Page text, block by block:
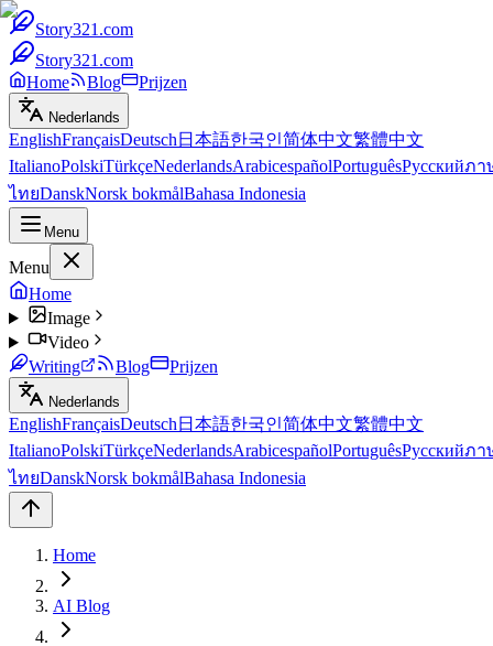
Story321.com
Story321.com
Home
Blog Prijzen
Nederlands
EnglishFrançaisDeutsch 日本語한국인简体中文繁體中文
ItalianoPolskiTürkçeNederlandsArabicespañolPortuguêsРусскийภา
ไทยDanskNorsk bokmålBahasa Indonesia
Menu
Menu
Home
Image
Video
Writing
Blog Prijzen
Nederlands
EnglishFrançaisDeutsch 日本語한국인简体中文繁體中文
ItalianoPolskiTürkçeNederlandsArabicespañolPortuguêsРусскийภา
ไทยDanskNorsk bokmålBahasa Indonesia
Home
AI Blog